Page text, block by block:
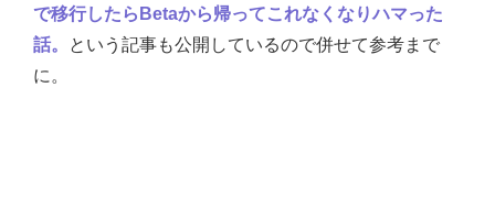
で移行したらBetaから帰ってこれなくなりハマった
話。
という記事も公開しているので併せて参考まで
に。